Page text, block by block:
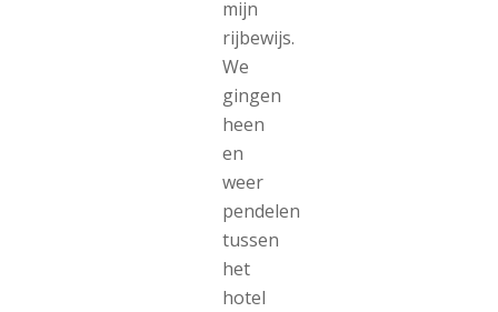
mijn
rijbewijs.
We
gingen
heen
en
weer
pendelen
tussen
het
hotel